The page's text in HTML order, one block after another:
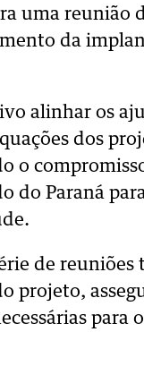
uma reunião
da
alinhar os
dos
o
do Paraná
de reuniões
projeto,